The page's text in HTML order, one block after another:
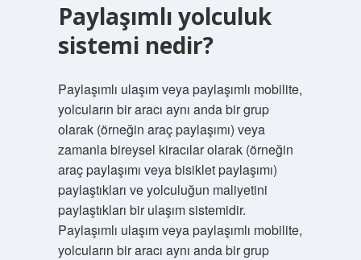
Paylaşımlı yolculuk
sistemi nedir?
Paylaşımlı ulaşım veya paylaşımlı mobilite,
yolcuların bir aracı aynı anda bir grup
olarak (örneğin araç paylaşımı) veya
zamanla bireysel kiracılar olarak (örneğin
araç paylaşımı veya bisiklet paylaşımı)
paylaştıkları ve yolculuğun maliyetini
paylaştıkları bir ulaşım sistemidir.
Paylaşımlı ulaşım veya paylaşımlı mobilite,
yolcuların bir aracı aynı anda bir grup